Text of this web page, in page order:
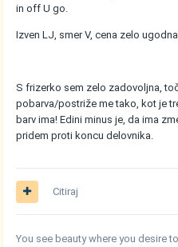
in off U go.
Izven LJ, smer V, cena zelo
S frizerko sem zelo zadovoljna,
pobarva/postriže me tako, kot je
barv ima! Edini minus je, da ima
pridem proti koncu delovnika.
Citiraj
You see beauty where you desire